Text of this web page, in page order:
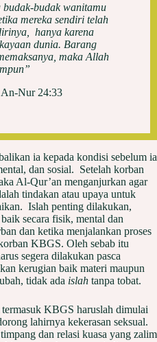
budak wanitamu
mereka sendiri telah
hanya karena
dunia. Barang
maka Allah
An-Nur 24:33
ia kepada kondisi sebelum ia
dan sosial. Setelah korban
Al-Qur’an menganjurkan agar
tindakan atau upaya untuk
Islah penting dilakukan,
secara fisik, mental dan
dan ketika menjalankan proses
KBGS. Oleh sebab itu
segera dilakukan pasca
kerugian baik materi maupun
tidak ada islah tanpa tobat.
KBGS haruslah dimulai
lahirnya kekerasan seksual.
dan relasi kuasa yang zalim